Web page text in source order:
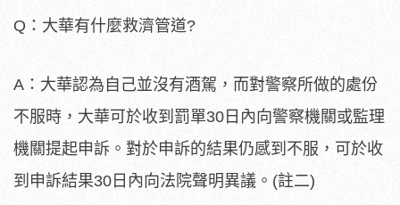
Q：大華有什麼救濟管道?
A：大華認為自己並沒有酒駕，而對警察所做的處份
不服時，大華可於收到罰單30日內向警察機關或監理
機關提起申訴。對於申訴的結果仍感到不服，可於收
到申訴結果30日內向法院聲明異議。(註二)